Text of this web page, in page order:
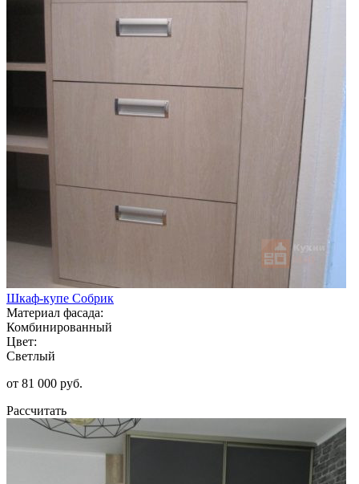
Шкаф-купе Собрик
Материал фасада:
Комбинированный
Цвет:
Светлый
от 81 000 руб.
Рассчитать